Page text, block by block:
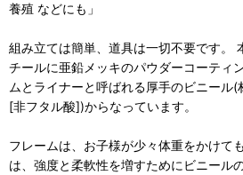
養殖 などにも」
組み立ては簡単、道具は一切不要です。
チールに亜鉛メッキのパウダーコーティ
ムとライナーと呼ばれる厚手のビニール
[非フタル酸])からなっています。
フレームは、お子様が少々体重をかけて
は、強度と柔軟性を増すためにビニール